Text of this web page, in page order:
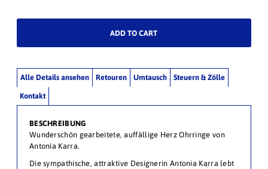
Alle Details ansehen Retouren Umtausch Steuern & Zölle
Kontakt
BESCHREIBUNG
Wunderschön gearbeitete, auffällige Herz Ohrringe von
Antonia Karra.
Die sympathische, attraktive Designerin Antonia Karra lebt